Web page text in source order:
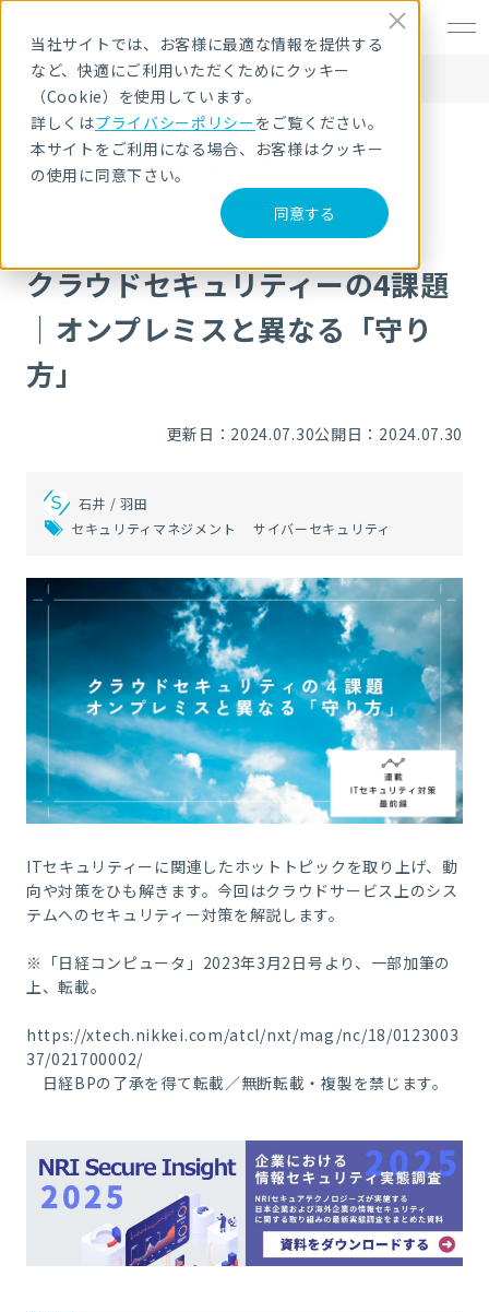
当社サイトでは、お客様に最適な情報を提供する
など、快適にご利用いただくためにクッキー
（Cookie）を使用しています。
詳しくはプライバシーポリシーをご覧ください。
本サイトをご利用になる場合、お客様はクッキー
の使用に同意下さい。
同意する
HOME
NRIセキュア ブログ
クラウドセキュリティーの4課題｜オンプレミスと異なる「守り方」
NRIセキュア ブログ
クラウドセキュリティーの4課題
｜オンプレミスと異なる「守り
方」
更新日：2024.07.30公開日：2024.07.30
石井 / 羽田
セキュリティマネジメント
サイバーセキュリティ
ITセキュリティーに関連したホットトピックを取り上げ、動
向や対策をひも解きます。今回はクラウドサービス上のシス
テムへのセキュリティー対策を解説します。
※「日経コンピュータ」2023年3月2日号より、一部加筆の
上、転載。
https://xtech.nikkei.com/atcl/nxt/mag/nc/18/0123003
37/021700002/
日経BPの了承を得て転載／無断転載・複製を禁じます。